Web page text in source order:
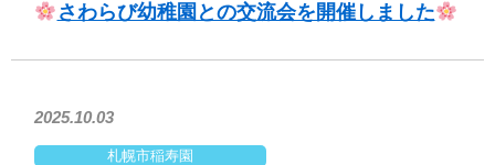
さわらび幼稚園との交流会を開催しました
2025.10.03
札幌市稲寿園